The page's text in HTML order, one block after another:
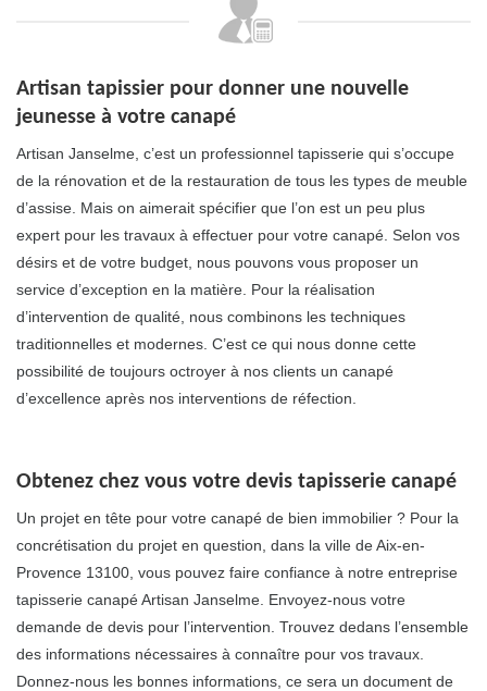
Artisan tapissier pour donner une nouvelle
jeunesse à votre canapé
Artisan Janselme, c’est un professionnel tapisserie qui s’occupe
de la rénovation et de la restauration de tous les types de meuble
d’assise. Mais on aimerait spécifier que l’on est un peu plus
expert pour les travaux à effectuer pour votre canapé. Selon vos
désirs et de votre budget, nous pouvons vous proposer un
service d’exception en la matière. Pour la réalisation
d’intervention de qualité, nous combinons les techniques
traditionnelles et modernes. C’est ce qui nous donne cette
possibilité de toujours octroyer à nos clients un canapé
d’excellence après nos interventions de réfection.
Obtenez chez vous votre devis tapisserie canapé
Un projet en tête pour votre canapé de bien immobilier ? Pour la
concrétisation du projet en question, dans la ville de Aix-en-
Provence 13100, vous pouvez faire confiance à notre entreprise
tapisserie canapé Artisan Janselme. Envoyez-nous votre
demande de devis pour l’intervention. Trouvez dedans l’ensemble
des informations nécessaires à connaître pour vos travaux.
Donnez-nous les bonnes informations, ce sera un document de